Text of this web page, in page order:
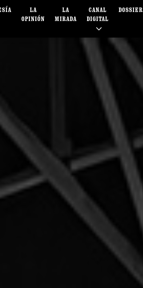
LA
OPINIÓN
LA
MIRADA
CANAL
DIGITAL
DOSSIER